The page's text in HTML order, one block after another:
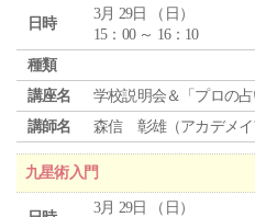
日時
3月 29日 （日）
15：00 ～ 16：10
種類
講座名
学校説明会＆「プロの
講師名
森信 彰雄（アカデメイ
九星術入門
3月 29日 （日）